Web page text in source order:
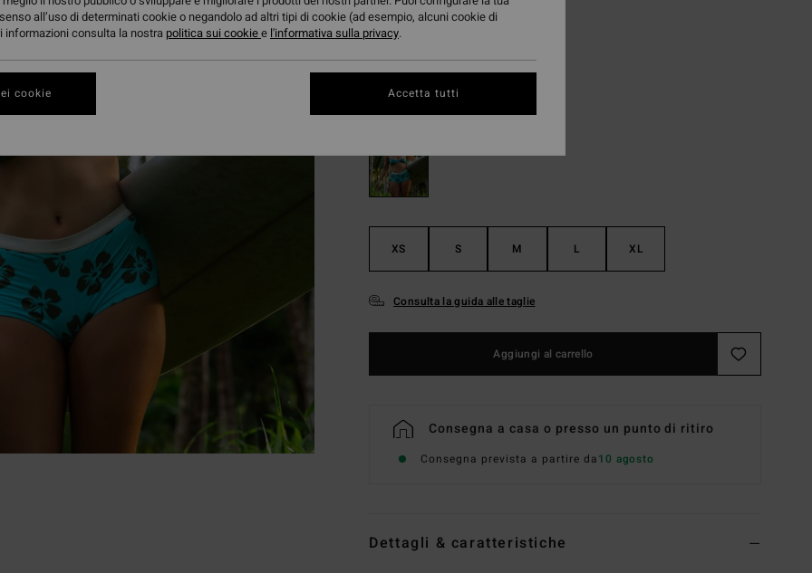
OFFERTE
ColoriOcean Spray
XS S M L XL
Consulta la guida alle taglie
Aggiungi al carrello
Consegna a casa o presso un punto di ritiro
Consegna prevista a partire da10 agosto
Dettagli & caratteristiche
all’uso di determinati cookie o negandolo ad altri tipi di cookie (ad esempio, alcuni cookie di
informazioni consulta la nostra politica sui cookiee l'informativa sulla privacy.
cookie Accetta tutti